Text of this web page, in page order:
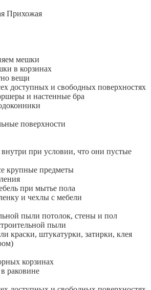
мешки
в корзинах
вещи
доступных и свободных поверхностях
и настенные бра
поверхности
при условии, что они пустые
крупные предметы
при мытье пола
и чехлы с мебели
пыли потолок, стены и пол
пыли
краски, штукатурки, затирки, клея
корзинах
раковине